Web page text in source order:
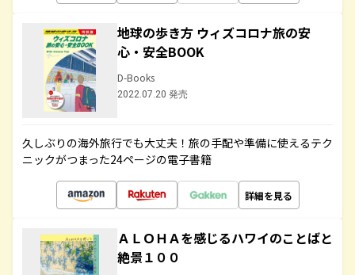
地球の歩き方 ウィズコロナ旅の安
心・安全BOOK
D-Books
2022.07.20 発売
久しぶりの海外旅行でも大丈夫！旅の手配や準備に使えるテク
ニックがつまった24ページの電子書籍
詳細を見る
ＡＬＯＨＡを感じるハワイのことばと
絶景１００